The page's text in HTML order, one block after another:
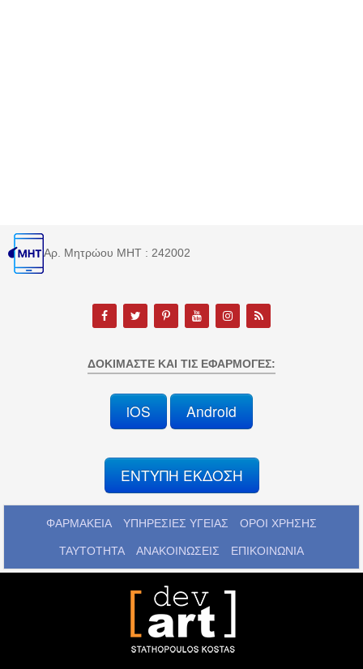
Αρ. Μητρώου MHT : 242002
ΔΟΚΙΜΆΣΤΕ ΚΑΙ ΤΙΣ ΕΦΑΡΜΟΓΈΣ:
iOS Android
ΕΝΤΥΠΗ ΕΚΔΟΣΗ
ΦΑΡΜΑΚΕΙΑ ΥΠΗΡΕΣΙΕΣ ΥΓΕΙΑΣ ΟΡΟΙ ΧΡΗΣΗΣ
ΤΑΥΤΟΤΗΤΑ ΑΝΑΚΟΙΝΩΣΕΙΣ ΕΠΙΚΟΙΝΩΝΙΑ